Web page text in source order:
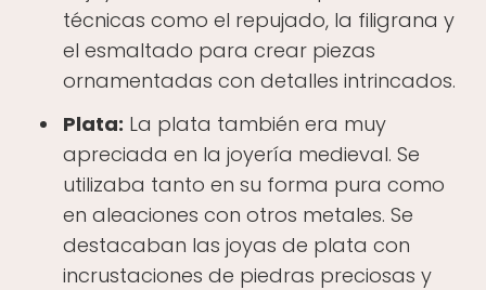
técnicas como el repujado, la filigrana y
el esmaltado para crear piezas
ornamentadas con detalles intrincados.
Plata: La plata también era muy
apreciada en la joyería medieval. Se
utilizaba tanto en su forma pura como
en aleaciones con otros metales. Se
destacaban las joyas de plata con
incrustaciones de piedras preciosas y